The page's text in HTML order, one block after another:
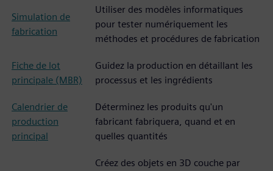
Simulation de
fabrication
Utiliser des modèles informatiques
pour tester numériquement les
méthodes et procédures de fabrication
Fiche de lot
principale (MBR)
Guidez la production en détaillant les
processus et les ingrédients
Calendrier de
production
principal
Déterminez les produits qu'un
fabricant fabriquera, quand et en
quelles quantités
Créez des objets en 3D couche par